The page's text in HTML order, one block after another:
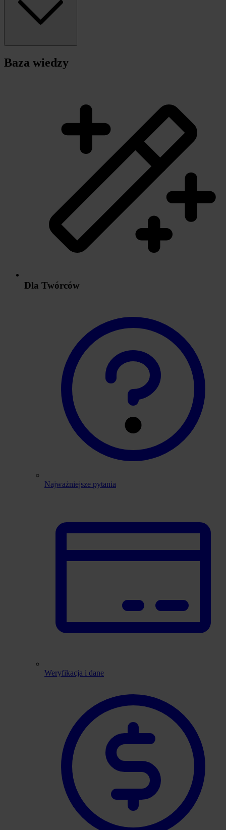
Baza wiedzy
Dla Twórców
Najważniejsze pytania
Weryfikacja i dane